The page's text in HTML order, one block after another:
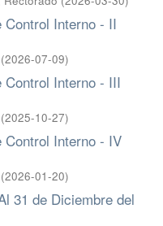
Control Interno - II
(2026-07-09)
Control Interno - III
(2025-10-27)
Control Interno - IV
(2026-01-20)
31 de Diciembre del